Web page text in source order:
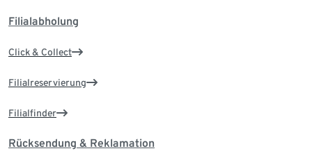
Filialabholung
Click & Collect
Filialreservierung
Filialfinder
Rücksendung & Reklamation